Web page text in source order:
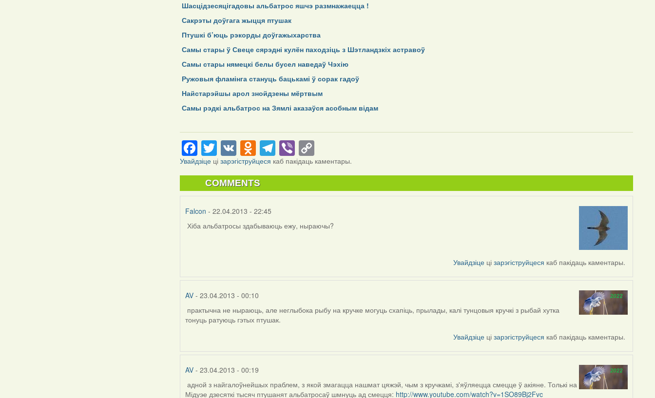
Шасцідзесяцігадовы альбатрос яшчэ размнажаецца !
Сакрэты доўгага жыцця птушак
Птушкі б’юць рэкорды доўгажыхарства
Самы стары ў Свеце сярэдні кулён паходзіць з Шэтландзкіх астравоў
Самы стары нямецкі белы бусел наведаў Чэхію
Ружовыя фламінга стануць бацькамі ў сорак гадоў
Найстарэйшы арол знойдзены мёртвым
Самы рэдкі альбатрос на Зямлі аказаўся асобным відам
Facebook
Twitter
VKOdnoklassniki
Telegram
Viber
Link
Увайдзіце цізарэгіструйцеся каб пакідаць каментары.
COMMENTS
Falcon - 22.04.2013 - 22:45
Хіба альбатросы здабываюць ежу, ныраючы?
Увайдзіце цізарэгіструйцеся каб пакідаць каментары.
AV - 23.04.2013 - 00:10
In
reply
Falcon
практычна не ныраюць, але неглыбока рыбу на кручке могуць схапіць, прылады, калі тунцовыя кручкі з рыбай хутка
тонуць ратуюць гэтых птушак.
Увайдзіце цізарэгіструйцеся каб пакідаць каментары.
AV - 23.04.2013 - 00:19
адной з найгалоўнейшых праблем, з якой змагацца нашмат цяжэй, чым з кручкамі, з'яўляецца смецце ў акіяне. Толькі на
Мідуэе дзесяткі тысяч птушанят альбатросаў шмнуць ад смецця: http://www.youtube.com/watch?v=1SO89Bj2Fvc